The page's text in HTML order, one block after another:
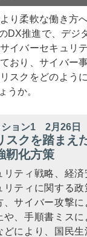
り柔軟な働き方
DX推進で、デジ
イバーセキュリ
おり、サイバー
スクをどのよう
うか。
ション1 2月26
スクを踏まえ
靭化方策
ティ戦略、経済
リティに関する政
、サイバー攻撃
や、手順書ミス
どにより、国民